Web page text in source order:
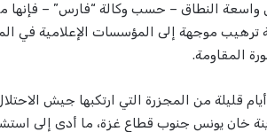
واسعة النطاق – حسب وكالة “فارس” – فإنها
ترهيب موجهة إلى المؤسسات الإعلامية في
المقاومة.
قليلة من المجزرة التي ارتكبها جيش
خان يونس جنوب قطاع غزة، ما أدى إلى